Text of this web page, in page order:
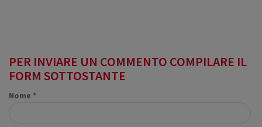
PER INVIARE UN COMMENTO COMPILARE IL
FORM SOTTOSTANTE
Nome *